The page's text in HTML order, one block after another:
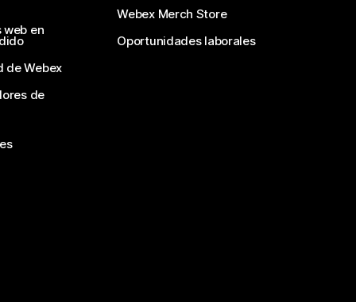
web en
de Webex
de
Webex Merch Store
Oportunidades laborales